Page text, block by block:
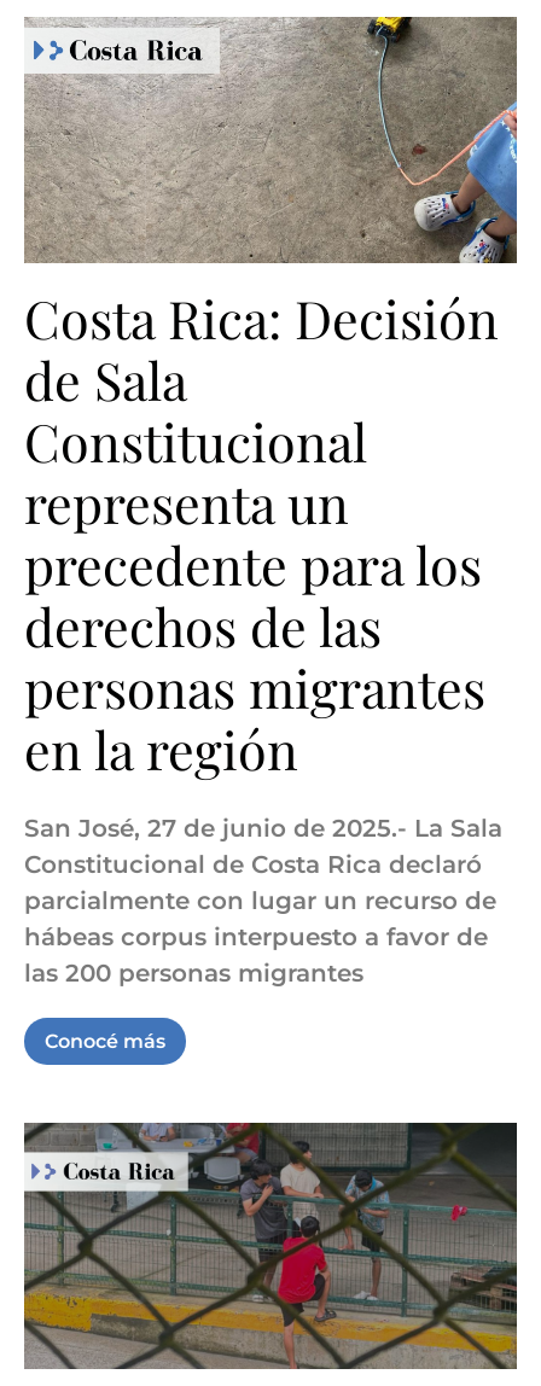
Costa Rica: Decisión
de Sala
Constitucional
representa un
precedente para los
derechos de las
personas migrantes
en la región
San José, 27 de junio de 2025.- La Sala
Constitucional de Costa Rica declaró
parcialmente con lugar un recurso de
hábeas corpus interpuesto a favor de
las 200 personas migrantes
Conocé más